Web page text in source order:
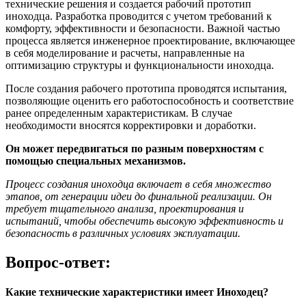
технические решения и создается рабочий прототип
иноходца. Разработка проводится с учетом требований к
комфорту, эффективности и безопасности. Важной частью
процесса является инженерное проектирование, включающее
в себя моделирование и расчеты, направленные на
оптимизацию структуры и функциональности иноходца.
После создания рабочего прототипа проводятся испытания,
позволяющие оценить его работоспособность и соответствие
ранее определенным характеристикам. В случае
необходимости вносятся корректировки и доработки.
Он может передвигаться по разным поверхностям с
помощью специальных механизмов.
Процесс создания иноходца включает в себя множество
этапов, от генерации идеи до финальной реализации. Он
требует тщательного анализа, проектирования и
испытаний, чтобы обеспечить высокую эффективность и
безопасность в различных условиях эксплуатации.
Вопрос-ответ:
Какие технические характеристики имеет Иноходец?